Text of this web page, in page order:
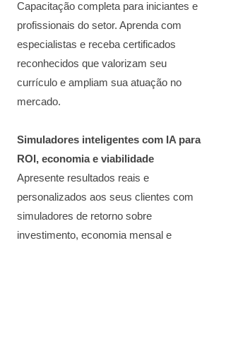
Capacitação completa para iniciantes e
profissionais do setor. Aprenda com
especialistas e receba certificados
reconhecidos que valorizam seu
currículo e ampliam sua atuação no
mercado.
Simuladores inteligentes com IA para
ROI, economia e viabilidade
Apresente resultados reais e
personalizados aos seus clientes com
simuladores de retorno sobre
investimento, economia mensal e